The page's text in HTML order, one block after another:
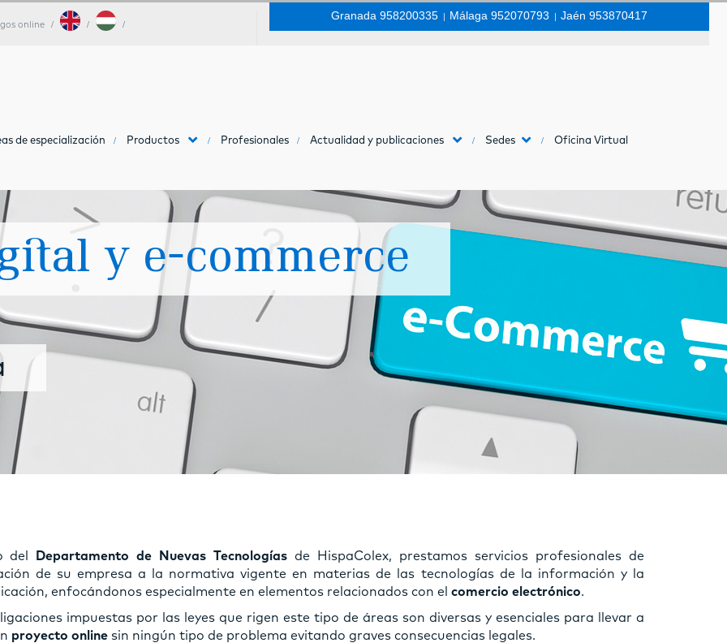
online
Granada 958200335 | Málaga 952070793 | Jaén 953870417
de especialización Productos Profesionales Actualidad y publicaciones Sedes Oficina Virtual
y e-commerce
del Departamento de Nuevas Tecnologías de HispaColex, prestamos servicios profesionales de
de su empresa a la normativa vigente en materias de las tecnologías de la información y la
enfocándonos especialmente en elementos relacionados con el comercio electrónico.
impuestas por las leyes que rigen este tipo de áreas son diversas y esenciales para llevar a
proyecto onlinesin ningún tipo de problema evitando graves consecuencias legales.